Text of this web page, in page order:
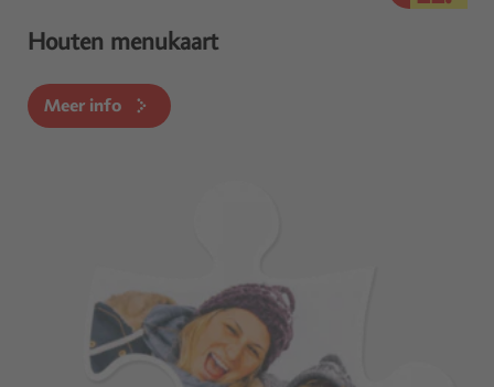
Houten menukaart
Meer info